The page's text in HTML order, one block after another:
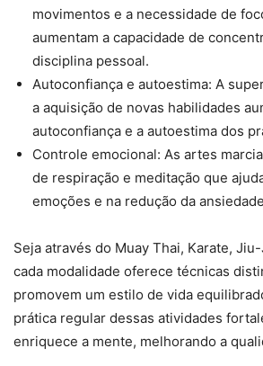
movimentos e a necessidade de
aumentam a capacidade de
disciplina pessoal.
Autoconfiança e autoestima: A
a aquisição de novas habilidades
autoconfiança e a autoestima dos
Controle emocional: As artes
de respiração e meditação que
emoções e na redução da
Seja através do Muay Thai, Karate,
cada modalidade oferece técnicas
promovem um estilo de vida
prática regular dessas atividades
enriquece a mente, melhorando a